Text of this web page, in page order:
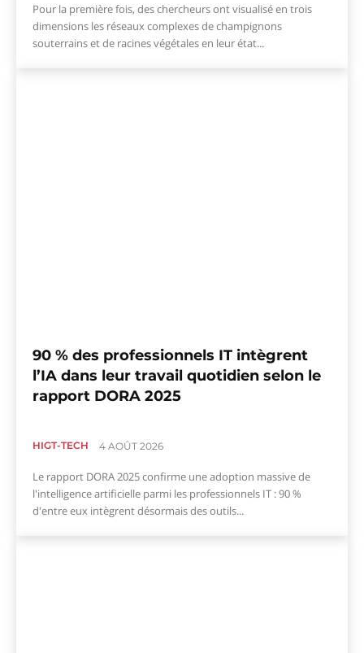
Pour la première fois, des chercheurs ont visualisé en trois
dimensions les réseaux complexes de champignons
souterrains et de racines végétales en leur état...
90 % des professionnels IT intègrent
l’IA dans leur travail quotidien selon le
rapport DORA 2025
HIGT-TECH 4 AOÛT 2026
Le rapport DORA 2025 confirme une adoption massive de
l'intelligence artificielle parmi les professionnels IT : 90 %
d'entre eux intègrent désormais des outils...